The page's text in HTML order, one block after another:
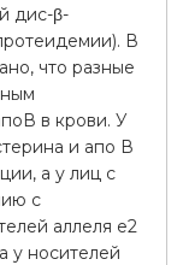
дис-β-
В
что разные
в крови. У
и апо В
а у лиц с
с
аллеля е2
у носителей